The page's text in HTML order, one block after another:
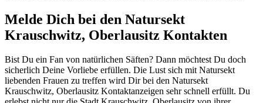
Melde Dich bei den Natursekt
Krauschwitz, Oberlausitz Kontakten
Bist Du ein Fan von natürlichen Säften? Dann möchtest Du doch
sicherlich Deine Vorliebe erfüllen. Die Lust sich mit Natursekt
liebenden Frauen zu treffen wird Dir bei den Natursekt
Krauschwitz, Oberlausitz Kontaktanzeigen sehr schnell erfüllt. Du